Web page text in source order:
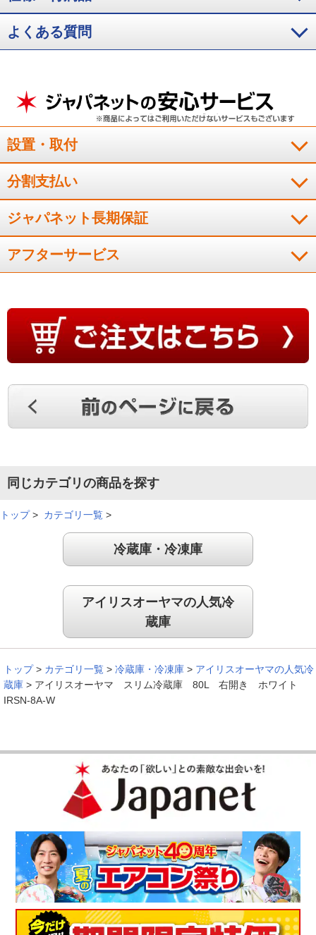
夏のセカンド冷蔵庫として、野菜や果物を丸ごと入れて保存で
コンパクトだけどたくさん冷やせる
コンパクトなサイズですが、ドリンク類がたくさん冷やせてす
※「お客様の声」は実際にご購入されたお客様からのご意見を掲載しておりま
商品により、同一シリーズをご購入された方の声を含みます。
よくある質問
設置・取付
分割支払い
ジャパネット長期保証
アフターサービス
同じカテゴリの商品を探す
トップ> カテゴリ一覧 >
冷蔵庫・冷凍庫
アイリスオーヤマの人気冷
蔵庫
トップ > カテゴリ一覧 > 冷蔵庫・冷凍庫 > アイリスオーヤマの人気冷
蔵庫 > アイリスオーヤマ スリム冷蔵庫 80L 右開き ホワイト
IRSN-8A-W